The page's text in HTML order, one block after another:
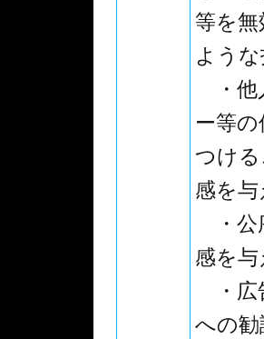
等を
よう
・他
ー等
つけ
感を
・公
感を
・広
への